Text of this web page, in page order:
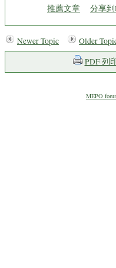
推薦文章 分享到
Newer Topic
Older
PDF 列
MEPO